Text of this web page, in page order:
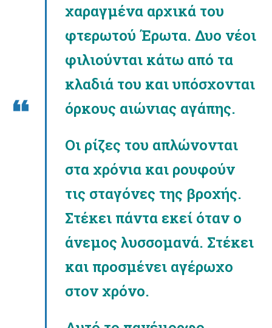
χαραγμένα αρχικά του
φτερωτού Έρωτα. Δυο νέοι
φιλιούνται κάτω από τα
κλαδιά του και υπόσχονται
όρκους αιώνιας αγάπης.
Οι ρίζες του απλώνονται
στα χρόνια και ρουφούν
τις σταγόνες της βροχής.
Στέκει πάντα εκεί όταν ο
άνεμος λυσσομανά. Στέκει
και προσμένει αγέρωχο
στον χρόνο.